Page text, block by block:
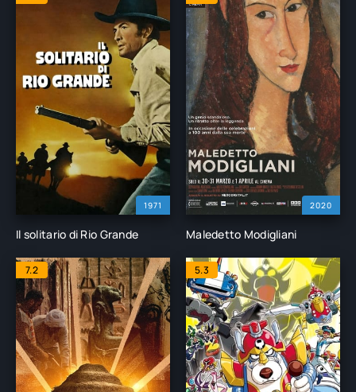
1971
Il solitario di Rio Grande
2020
Maledetto Modigliani
7.2 5.3